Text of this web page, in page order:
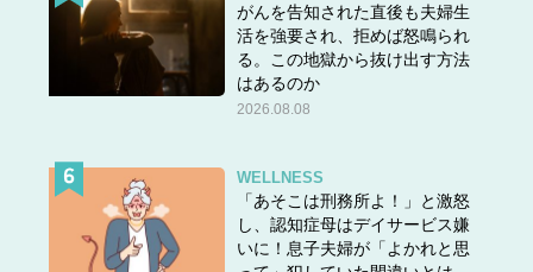
がんを告知された直後も夫婦生
活を強要され、拒めば怒鳴られ
る。この地獄から抜け出す方法
はあるのか
2026.08.08
WELLNESS
「あそこは刑務所よ！」と激怒
し、認知症母はデイサービス嫌
いに！息子夫婦が「よかれと思